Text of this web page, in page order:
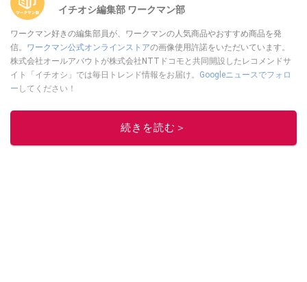
イチオシ編集部 ワークマン部
ワークマン好きの編集部員が、ワークマンの人気商品やおすすめ商品を発
信。 ワークマン公式オンラインストアの画像使用許諾をいただいています。
株式会社オールアバウトが株式会社NTTドコモと共同開設したレコメンドサ
イト「イチオシ」では毎日トレンド情報をお届け。 Googleニュースでフォロ
ー してください！
このイチオシストの他の記事を読む
続きを読む＞